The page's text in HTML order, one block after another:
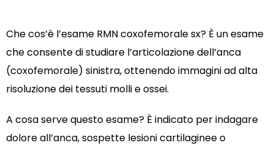
Che cos’è l’esame RMN coxofemorale sx? È un esame
che consente di studiare l’articolazione dell’anca
(coxofemorale) sinistra, ottenendo immagini ad alta
risoluzione dei tessuti molli e ossei.
A cosa serve questo esame? È indicato per indagare
dolore all’anca, sospette lesioni cartilaginee o